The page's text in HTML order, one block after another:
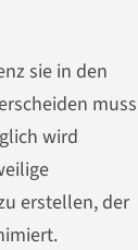
sie in den
muss
wird
erstellen, der